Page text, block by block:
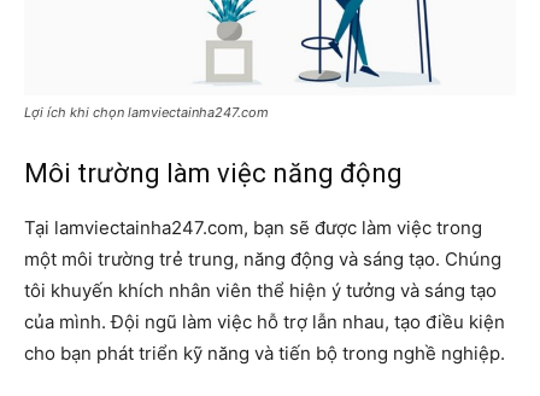
Lợi ích khi chọn lamviectainha247.com
Môi trường làm việc năng động
Tại lamviectainha247.com, bạn sẽ được làm việc trong
một môi trường trẻ trung, năng động và sáng tạo. Chúng
tôi khuyến khích nhân viên thể hiện ý tưởng và sáng tạo
của mình. Đội ngũ làm việc hỗ trợ lẫn nhau, tạo điều kiện
cho bạn phát triển kỹ năng và tiến bộ trong nghề nghiệp.